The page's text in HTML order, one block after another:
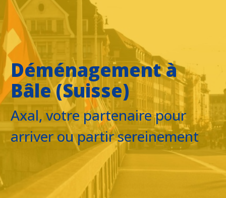
Déménagement à
Bâle (Suisse)
Axal, votre partenaire pour
arriver ou partir sereinement